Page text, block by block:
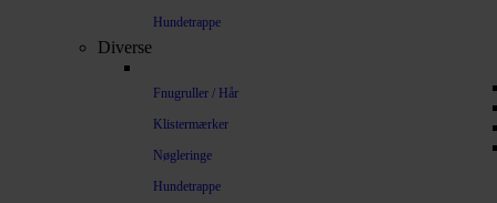
Hundetrappe
Diverse
Fnugruller / Hår
Klistermærker
Nøgleringe
Hundetrappe